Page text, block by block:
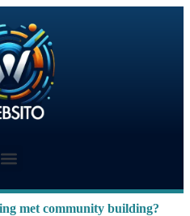
met community building?